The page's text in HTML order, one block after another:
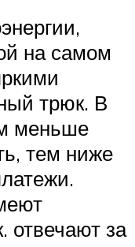
на самом
трюк. В
меньше
тем ниже
отвечают за